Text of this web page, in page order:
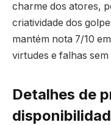
charme dos atores,
criatividade dos
mantém nota 7/10
virtudes e falhas
Detalhes de